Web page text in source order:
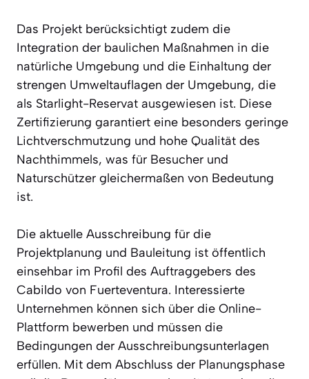
Das Projekt berücksichtigt zudem die
Integration der baulichen Maßnahmen in die
natürliche Umgebung und die Einhaltung der
strengen Umweltauflagen der Umgebung, die
als Starlight-Reservat ausgewiesen ist. Diese
Zertifizierung garantiert eine besonders geringe
Lichtverschmutzung und hohe Qualität des
Nachthimmels, was für Besucher und
Naturschützer gleichermaßen von Bedeutung
ist.
Die aktuelle Ausschreibung für die
Projektplanung und Bauleitung ist öffentlich
einsehbar im Profil des Auftraggebers des
Cabildo von Fuerteventura. Interessierte
Unternehmen können sich über die Online-
Plattform bewerben und müssen die
Bedingungen der Ausschreibungsunterlagen
erfüllen. Mit dem Abschluss der Planungsphase